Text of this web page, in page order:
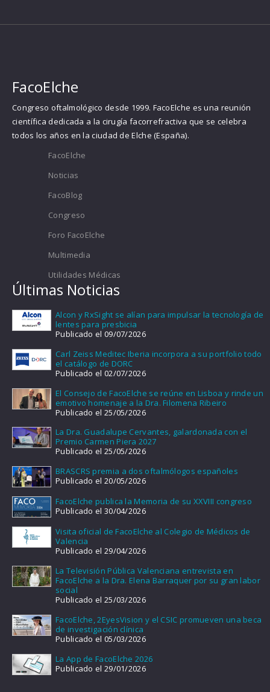
FacoElche
Congreso oftalmológico desde 1999. FacoElche es una reunión
científica dedicada a la cirugía facorrefractiva que se celebra
todos los años en la ciudad de Elche (España).
FacoElche
Noticias
FacoBlog
Congreso
Foro FacoElche
Multimedia
Utilidades Médicas
Últimas Noticias
Alcon y RxSight se alían para impulsar la tecnología de
lentes para presbicia
Publicado el 09/07/2026
Carl Zeiss Meditec Iberia incorpora a su portfolio todo
el catálogo de DORC
Publicado el 02/07/2026
El Consejo de FacoElche se reúne en Lisboa y rinde un
emotivo homenaje a la Dra. Filomena Ribeiro
Publicado el 25/05/2026
La Dra. Guadalupe Cervantes, galardonada con el
Premio Carmen Piera 2027
Publicado el 25/05/2026
BRASCRS premia a dos oftalmólogos españoles
Publicado el 20/05/2026
FacoElche publica la Memoria de su XXVIII congreso
Publicado el 30/04/2026
Visita oficial de FacoElche al Colegio de Médicos de
Valencia
Publicado el 29/04/2026
La Televisión Pública Valenciana entrevista en
FacoElche a la Dra. Elena Barraquer por su gran labor
social
Publicado el 25/03/2026
FacoElche, 2EyesVision y el CSIC promueven una beca
de investigación clínica
Publicado el 05/03/2026
La App de FacoElche 2026
Publicado el 29/01/2026